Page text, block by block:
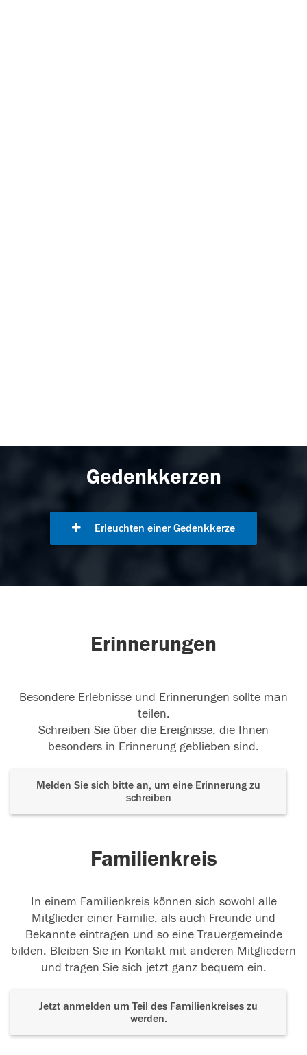
Gedenkkerzen
Erleuchten einer Gedenkkerze
Erinnerungen
Besondere Erlebnisse und Erinnerungen sollte man
teilen.
Schreiben Sie über die Ereignisse, die Ihnen
besonders in Erinnerung geblieben sind.
Melden Sie sich bitte an, um eine Erinnerung zu
schreiben
Familienkreis
In einem Familienkreis können sich sowohl alle
Mitglieder einer Familie, als auch Freunde und
Bekannte eintragen und so eine Trauergemeinde
bilden. Bleiben Sie in Kontakt mit anderen Mitgliedern
und tragen Sie sich jetzt ganz bequem ein.
Jetzt anmelden um Teil des Familienkreises zu
werden.